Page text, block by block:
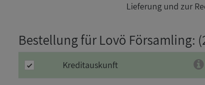
Lieferung und zur
Bestellung für Lovö Församling:
Kreditauskunft